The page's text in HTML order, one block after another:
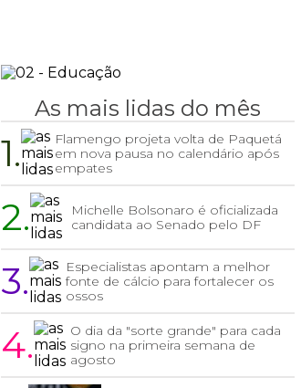
As mais lidas do mês
1.
Flamengo projeta volta de Paquetá
em nova pausa no calendário após
empates
2.
Michelle Bolsonaro é oficializada
candidata ao Senado pelo DF
3.
Especialistas apontam a melhor
fonte de cálcio para fortalecer os
ossos
4.
O dia da "sorte grande" para cada
signo na primeira semana de
agosto